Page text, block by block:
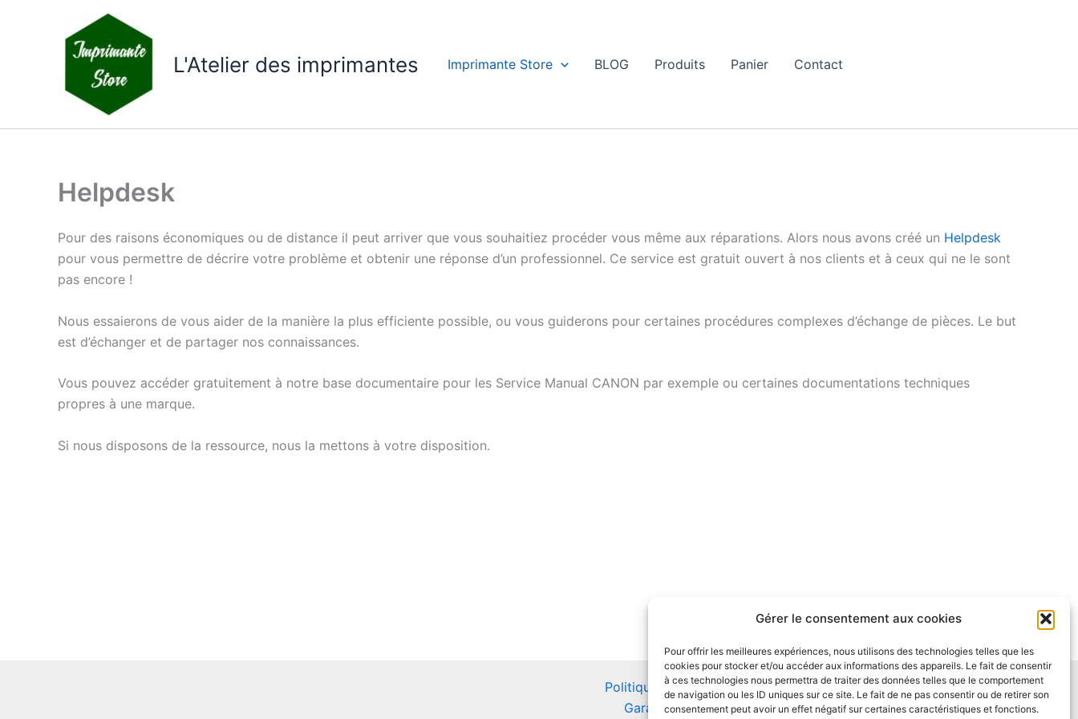
Gérer le consentement aux cookies
Pour offrir les meilleures expériences, nous utilisons des technologies telles que les
cookies pour stocker et/ou accéder aux informations des appareils. Le fait de consentir
à ces technologies nous permettra de traiter des données telles que le comportement
de navigation ou les ID uniques sur ce site. Le fait de ne pas consentir ou de retirer son
consentement peut avoir un effet négatif sur certaines caractéristiques et fonctions.
L'Atelier des imprimantes Imprimante Store BLOG Produits Panier Contact
Helpdesk
Pour des raisons économiques ou de distance il peut arriver que vous souhaitiez procéder vous même aux réparations. Alors nous avons créé un Helpdesk
pour vous permettre de décrire votre problème et obtenir une réponse d’un professionnel. Ce service est gratuit ouvert à nos clients et à ceux qui ne le sont
pas encore !
Nous essaierons de vous aider de la manière la plus efficiente possible, ou vous guiderons pour certaines procédures complexes d’échange de pièces. Le but
est d’échanger et de partager nos connaissances.
Vous pouvez accéder gratuitement à notre base documentaire pour les Service Manual CANON par exemple ou certaines documentations techniques
propres à une marque.
Si nous disposons de la ressource, nous la mettons à votre disposition.
Politique de confidentialité
Conditions Générales de Vente
Garantie Imprimante Store
FAQ : Questions fréquentes